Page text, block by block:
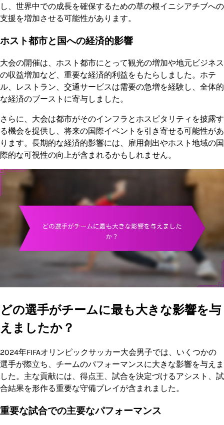
し、世界中での成長を確保するための草の根イニシアチブへの
支援を増加させる可能性があります。
ホスト都市と国への経済的影響
大会の開催は、ホスト都市にとって観光の増加や地元ビジネス
の収益増加など、重要な経済的利益をもたらしました。ホテ
ル、レストラン、交通サービスは需要の急増を経験し、全体的
な経済のブーストに寄与しました。
さらに、大会は都市がそのインフラとホスピタリティを披露す
る機会を提供し、将来の国際イベントを引き寄せる可能性があ
ります。長期的な経済的影響には、雇用創出やホスト地域の国
際的な可視性の向上が含まれるかもしれません。
どの選手がチームに最も大きな影響を与
えましたか？
2024年FIFAオリンピックサッカー大会男子では、いくつかの
選手が際立ち、チームのパフォーマンスに大きな影響を与えま
した。主な貢献には、得点王、試合を決定づけるアシスト、試
合結果を形作る重要な守備プレイが含まれました。
重要な試合での主要なパフォーマンス